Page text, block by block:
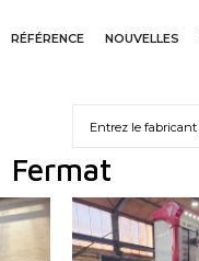
RÉFÉRENCE NOUVELLES
Fermat